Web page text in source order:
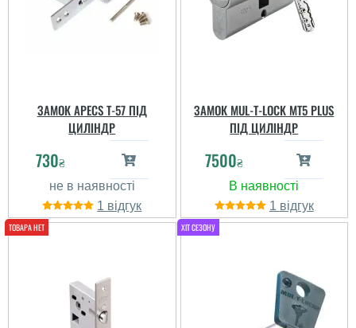
ЗАМОК APECS T-57 ПІД
ЦИЛІНДР
730₴
1
ЗАМОК MUL-T-LOCK MT5 PLUS
ПІД ЦИЛІНДР
7500₴
1